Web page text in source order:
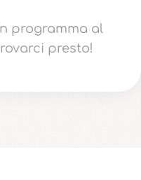
programma al
presto!